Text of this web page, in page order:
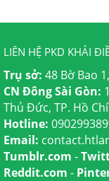
LIÊN HỆ PKD KHẢI
Trụ sở: 48 Bờ Bao
CN Đông Sài Gòn:
Thủ Đức, TP. Hồ
Hotline:
Email:
Tumblr.com -
Reddit.com -